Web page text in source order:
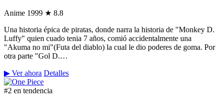
Anime 1999 ★ 8.8
Una historia épica de piratas, donde narra la historia de "Monkey D.
Luffy" quien cuado tenia 7 años, comió accidentalmente una
"Akuma no mi"(Futa del diablo) la cual le dio poderes de goma. Por
otra parte "Gol D.…
▶ Ver ahora Detalles
#2 en tendencia